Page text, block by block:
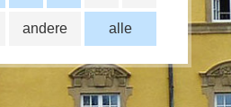
alle
andere